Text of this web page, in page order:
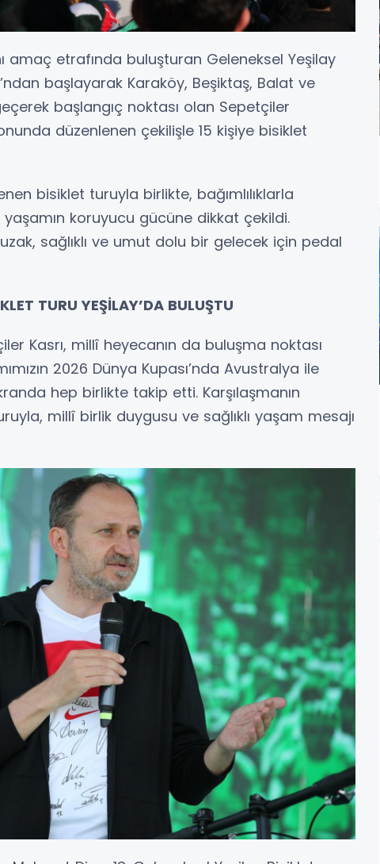
amaç etrafında buluşturan Geleneksel Yeşilay
başlayarak Karaköy, Beşiktaş, Balat ve
başlangıç noktası olan Sepetçiler
düzenlenen çekilişle 15 kişiye bisiklet
bisiklet turuyla birlikte, bağımlılıklarla
koruyucu gücüne dikkat çekildi.
uzak, sağlıklı ve umut dolu bir gelecek için pedal
TURU YEŞİLAY’DA BULUŞTU
Kasrı, millî heyecanın da buluşma noktası
2026 Dünya Kupası’nda Avustralya ile
hep birlikte takip etti. Karşılaşmanın
millî birlik duygusu ve sağlıklı yaşam mesajı